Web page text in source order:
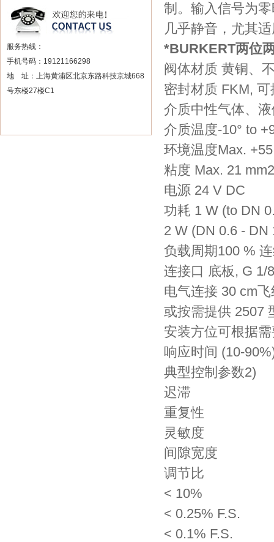
服务热线：
手机号码：19121166298
地 址：上海黄浦区北京东路科技京城668
号东楼27楼C1
制。输入信号为
几乎静音，尤其
*BURKERT两位
阀体材质 黄铜、
密封材质 FKM,
介质中性气体、
介质温度-10° to
环境温度Max.
粘度 Max. 21
电源 24 V DC
功耗 1 W (to DN
2 W (DN 0.6 - DN
负载周期100 %
连接口 底板, G 1/
电气连接 30 cm飞
或按需提供 2507
安装方位可根据
响应时间 (10-
典型控制参数2)
迟滞
重复性
灵敏度
间隙宽度
调节比
< 10%
< 0.25% F.S.
< 0.1% F.S.